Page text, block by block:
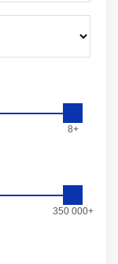
8+
350 000+